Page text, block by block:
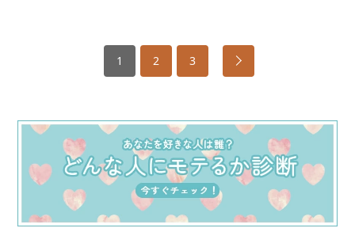
1 2 3